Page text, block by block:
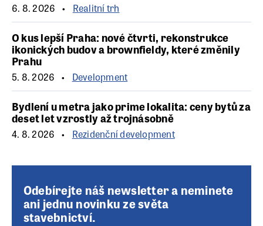
6. 8. 2026 Realitní trh
O kus lepší Praha: nové čtvrti, rekonstrukce
ikonických budov a brownfieldy, které změnily
Prahu
5. 8. 2026 Development
Bydlení u metra jako prime lokalita: ceny bytů za
deset let vzrostly až trojnásobně
4. 8. 2026 Rezidenční development
Odebírejte náš newsletter a neminete
ani jednu novinku ze světa
stavebnictví.